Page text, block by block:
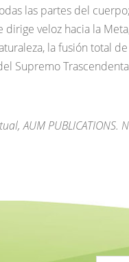
las partes del cuerpo;
veloz hacia la
la fusión total
Supremo
AUM PUBLICATIONS.